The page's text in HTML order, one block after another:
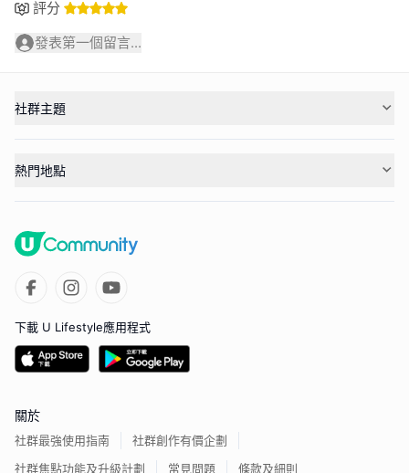
評分
發表第一個留言...
社群主題
熱門地點
下載 U Lifestyle應用程式
關於
社群最強使用指南
社群創作有價企劃
社群焦點功能及升級計劃
常見問題 條款及細則